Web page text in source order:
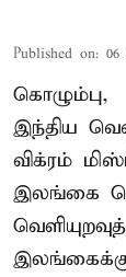
Published on: 06
கொழும்பு,
இந்திய
விக்ரம்
இலங்கை